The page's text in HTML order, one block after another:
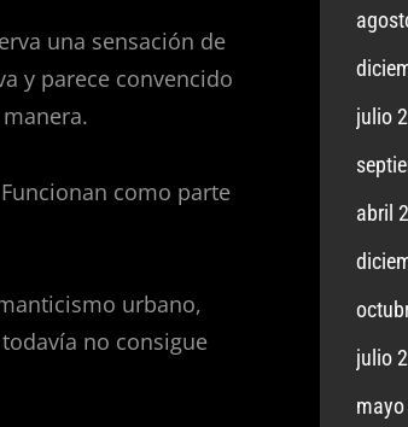
una sensación de
y parece convencido
como parte
urbano,
no consigue
julio
abril
julio